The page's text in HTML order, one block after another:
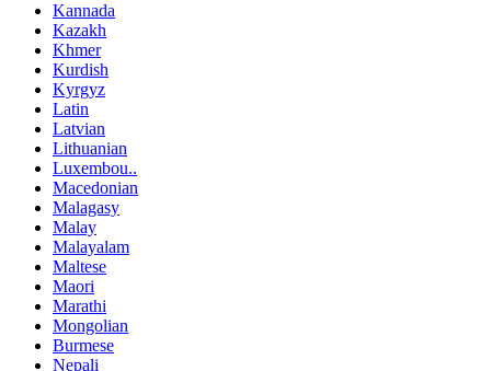
Kannada
Kazakh
Khmer
Kurdish
Kyrgyz
Latin
Latvian
Lithuanian
Luxembou..
Macedonian
Malagasy
Malay
Malayalam
Maltese
Maori
Marathi
Mongolian
Burmese
Nepali